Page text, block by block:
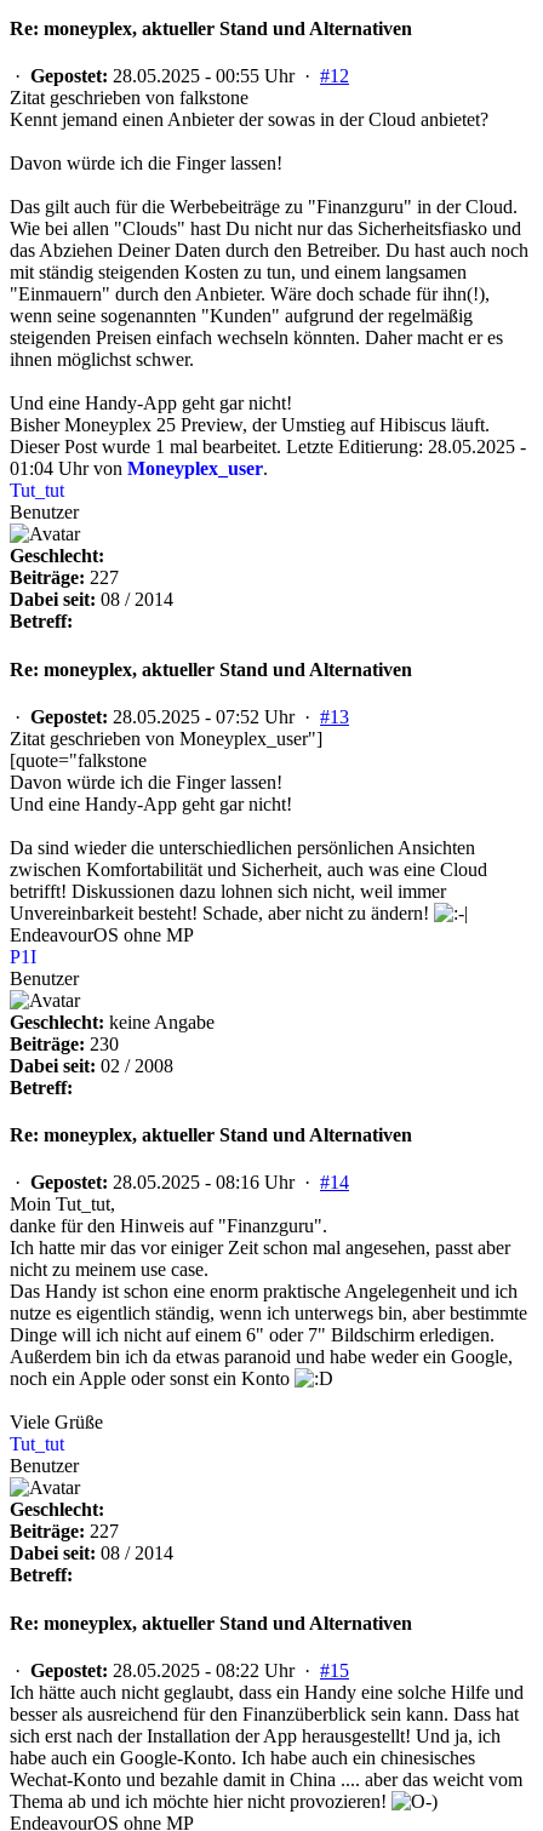
Re: moneyplex, aktueller Stand und Alternativen
· Gepostet: 28.05.2025 - 00:55 Uhr · #12
Zitat geschrieben von falkstone
Kennt jemand einen Anbieter der sowas in der Cloud anbietet?
Davon würde ich die Finger lassen!
Das gilt auch für die Werbebeiträge zu "Finanzguru" in der Cloud.
Wie bei allen "Clouds" hast Du nicht nur das Sicherheitsfiasko und
das Abziehen Deiner Daten durch den Betreiber. Du hast auch noch
mit ständig steigenden Kosten zu tun, und einem langsamen
"Einmauern" durch den Anbieter. Wäre doch schade für ihn(!),
wenn seine sogenannten "Kunden" aufgrund der regelmäßig
steigenden Preisen einfach wechseln könnten. Daher macht er es
ihnen möglichst schwer.
Und eine Handy-App geht gar nicht!
Bisher Moneyplex 25 Preview, der Umstieg auf Hibiscus läuft.
Dieser Post wurde 1 mal bearbeitet. Letzte Editierung: 28.05.2025 -
01:04 Uhr von Moneyplex_user.
Tut_tut
Benutzer
Geschlecht:
Beiträge: 227
Dabei seit: 08 / 2014
Betreff:
Re: moneyplex, aktueller Stand und Alternativen
· Gepostet: 28.05.2025 - 07:52 Uhr · #13
Zitat geschrieben von Moneyplex_user"]
[quote="falkstone
Davon würde ich die Finger lassen!
Und eine Handy-App geht gar nicht!
Da sind wieder die unterschiedlichen persönlichen Ansichten
zwischen Komfortabilität und Sicherheit, auch was eine Cloud
betrifft! Diskussionen dazu lohnen sich nicht, weil immer
Unvereinbarkeit besteht! Schade, aber nicht zu ändern!
EndeavourOS ohne MP
P1I
Benutzer
Geschlecht: keine Angabe
Beiträge: 230
Dabei seit: 02 / 2008
Betreff:
Re: moneyplex, aktueller Stand und Alternativen
· Gepostet: 28.05.2025 - 08:16 Uhr · #14
Moin Tut_tut,
danke für den Hinweis auf "Finanzguru".
Ich hatte mir das vor einiger Zeit schon mal angesehen, passt aber
nicht zu meinem use case.
Das Handy ist schon eine enorm praktische Angelegenheit und ich
nutze es eigentlich ständig, wenn ich unterwegs bin, aber bestimmte
Dinge will ich nicht auf einem 6" oder 7" Bildschirm erledigen.
Außerdem bin ich da etwas paranoid und habe weder ein Google,
noch ein Apple oder sonst ein Konto
Viele Grüße
Tut_tut
Benutzer
Geschlecht:
Beiträge: 227
Dabei seit: 08 / 2014
Betreff:
Re: moneyplex, aktueller Stand und Alternativen
· Gepostet: 28.05.2025 - 08:22 Uhr · #15
Ich hätte auch nicht geglaubt, dass ein Handy eine solche Hilfe und
besser als ausreichend für den Finanzüberblick sein kann. Dass hat
sich erst nach der Installation der App herausgestellt! Und ja, ich
habe auch ein Google-Konto. Ich habe auch ein chinesisches
Wechat-Konto und bezahle damit in China .... aber das weicht vom
Thema ab und ich möchte hier nicht provozieren!
EndeavourOS ohne MP